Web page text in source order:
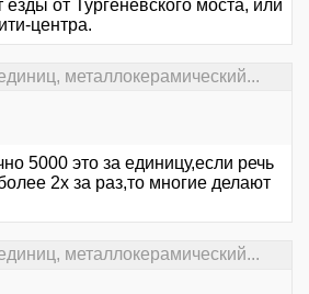
езды от Тургеневского моста, или
центра.
металлокерамический...
5000 это за единицу,если речь
2х за раз,то многие делают
металлокерамический...